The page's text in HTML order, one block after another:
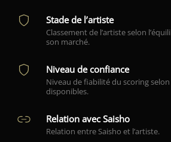
Stade de l’artiste
Classement de l’artiste selon
son marché.
Niveau de confiance
Niveau de fiabilité du scoring
disponibles.
Relation avec Saisho
Relation entre Saisho et l’artiste.